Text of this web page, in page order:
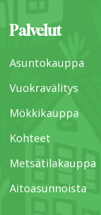
Palvelut
Asuntokauppa
Vuokravälitys
Mökkikauppa
Kohteet
Metsätilakauppa
Aitoasunnoista